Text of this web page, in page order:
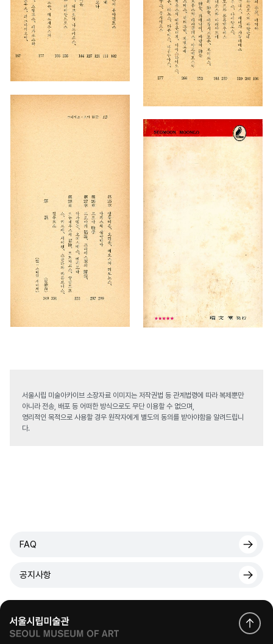
서울시립 미술아카이브 소장자료 이미지는 저작권법 등 관계법령에 따라 복제뿐만
아니라 전송, 배포 등 어떠한 방식으로도 무단 이용할 수 없으며,
영리적인 목적으로 사용할 경우 원작자에게 별도의 동의를 받아야함을 알려드립니
다.
FAQ
공지사항